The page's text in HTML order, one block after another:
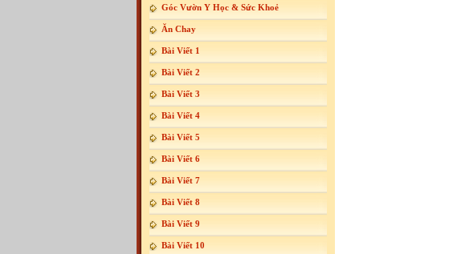
Góc Vườn Y Học & Sức Khoẻ
Ăn Chay
Bài Viết 1
Bài Viết 2
Bài Viết 3
Bài Viết 4
Bài Viết 5
Bài Viết 6
Bài Viết 7
Bài Viết 8
Bài Viết 9
Bài Viết 10